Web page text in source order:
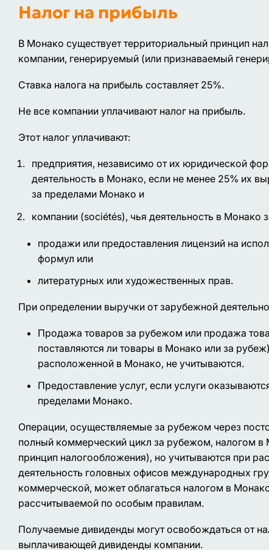
Налог на прибыль
В Монако существует территориальный принцип
компании, генерируемый (или признаваемый
Ставка налога на прибыль составляет 25%.
Не все компании уплачивают налог на прибыль.
Этот налог уплачивают:
предприятия, независимо от их юридической
деятельность в Монако, если не менее 25% их
за пределами Монако и
компании (sociétés), чья деятельность в Монако
продажи или предоставления лицензий на
формул или
литературных или художественных прав.
При определении выручки от зарубежной
Продажа товаров за рубежом или продажа
поставляются ли товары в Монако или за
расположенной в Монако, не учитываются.
Предоставление услуг, если услуги
пределами Монако.
Операции, осуществляемые за рубежом через
полный коммерческий цикл за рубежом, налогом в
принцип налогообложения), но учитываются при
деятельность головных офисов международных
коммерческой, может облагаться налогом в
рассчитываемой по особым правилам.
Получаемые дивиденды могут освобождаться от
выплачивающей дивиденды компании.